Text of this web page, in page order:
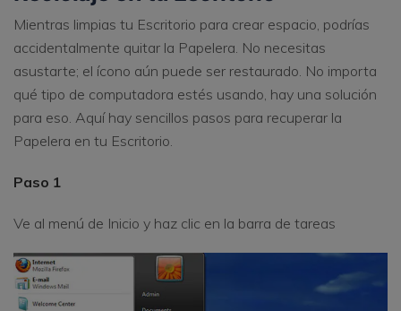
Mientras limpias tu Escritorio para crear espacio, podrías
accidentalmente quitar la Papelera. No necesitas
asustarte; el ícono aún puede ser restaurado. No importa
qué tipo de computadora estés usando, hay una solución
para eso. Aquí hay sencillos pasos para recuperar la
Papelera en tu Escritorio.
Paso 1
Ve al menú de Inicio y haz clic en la barra de tareas